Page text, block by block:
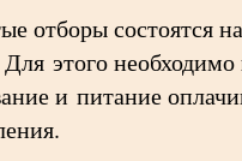
отборы состоятся
этого
и питание